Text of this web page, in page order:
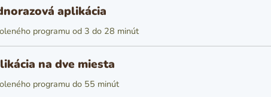
aplikácia
programu od 3 do 28 minút
na dve miesta
programu do 55 minút